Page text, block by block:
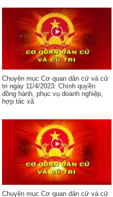
Chuyên mục Cơ quan dân cử và cử
tri ngày 11/4/2023: Chính quyền
đồng hành, phục vụ doanh nghiệp,
hợp tác xã
Chuyên mục Cơ quan dân cử và cử